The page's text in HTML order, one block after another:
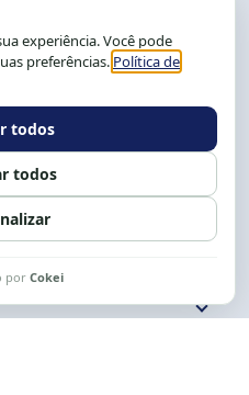
150. Graça
055
Brasil.
(71) 9 9239-2104 ou 2105
12h e 13 às 17h.
Fale conosco